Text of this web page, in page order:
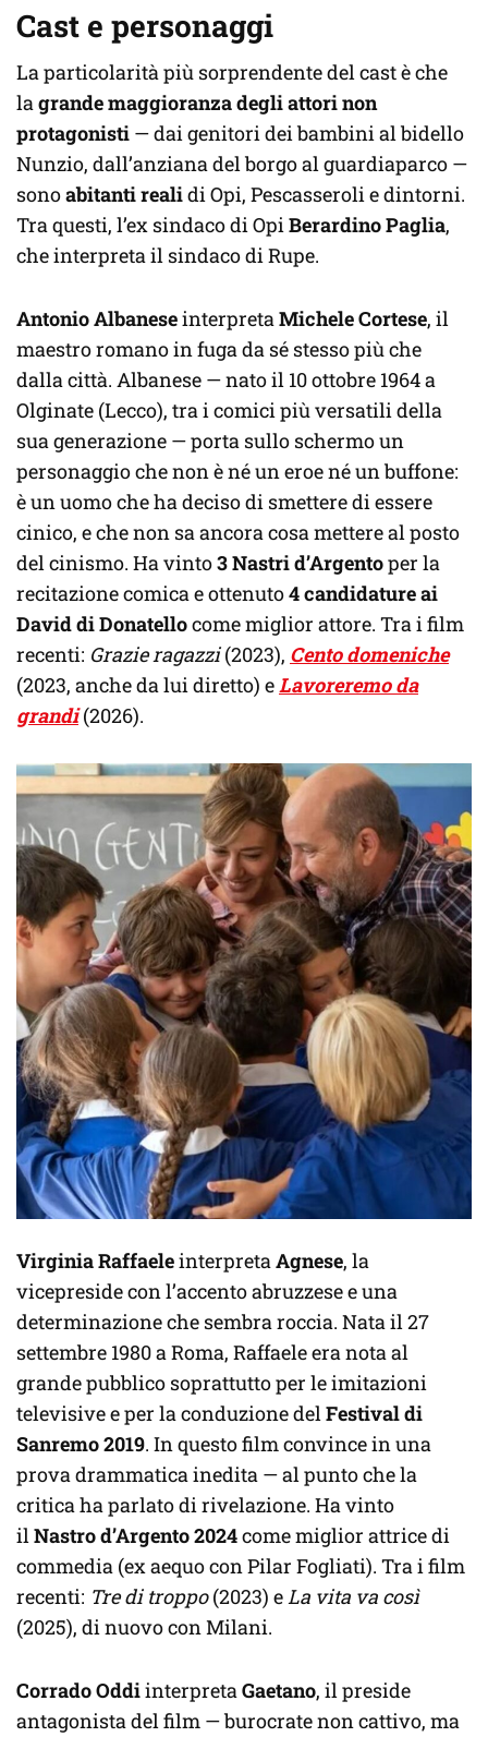
Cast e personaggi
La particolarità più sorprendente del cast è che
lagrande maggioranza degli attori non
protagonisti — dai genitori dei bambini al bidello
Nunzio, dall’anziana del borgo al guardiaparco —
sonoabitanti realidi Opi, Pescasseroli e dintorni.
Tra questi, l’ex sindaco di OpiBerardino Paglia,
che interpreta il sindaco di Rupe.
Antonio AlbaneseinterpretaMichele Cortese, il
maestro romano in fuga da sé stesso più che
dalla città. Albanese — nato il 10 ottobre 1964 a
Olginate (Lecco), tra i comici più versatili della
sua generazione — porta sullo schermo un
personaggio che non è né un eroe né un buffone:
è un uomo che ha deciso di smettere di essere
cinico, e che non sa ancora cosa mettere al posto
del cinismo. Ha vinto3 Nastri d’Argentoper la
recitazione comica e ottenuto4 candidature ai
David di Donatellocome miglior attore. Tra i film
recenti: Grazie ragazzi(2023), Cento domeniche
(2023, anche da lui diretto) eLavoreremo da
grandi(2026).
Virginia RaffaeleinterpretaAgnese, la
vicepreside con l’accento abruzzese e una
determinazione che sembra roccia. Nata il 27
settembre 1980 a Roma, Raffaele era nota al
grande pubblico soprattutto per le imitazioni
televisive e per la conduzione delFestival di
Sanremo 2019. In questo film convince in una
prova drammatica inedita — al punto che la
critica ha parlato di rivelazione. Ha vinto
ilNastro d’Argento 2024come miglior attrice di
commedia (ex aequo con Pilar Fogliati). Tra i film
recenti: Tre di troppo(2023) eLa vita va così
(2025), di nuovo con Milani.
Corrado OddiinterpretaGaetano, il preside
antagonista del film — burocrate non cattivo, ma